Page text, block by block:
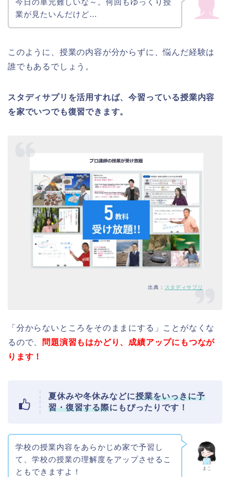
業が見たいんだけど…
このように、授業の内容が分からずに、悩んだ経験は
誰でもあるでしょう。
スタディサプリを活用すれば、今習っている授業内容
を家でいつでも復習できます。
出典： スタディサプリ
「分からないところをそのままにする」ことがなくな
るので、
問題演習もはかどり、成績アップにもつなが
ります！
夏休みや冬休みなどに授業をいっきに予
習・復習する際にもぴったりです！
まこ
学校の授業内容をあらかじめ家で予習し
て、学校の授業の理解度をアップさせるこ
ともできますよ！